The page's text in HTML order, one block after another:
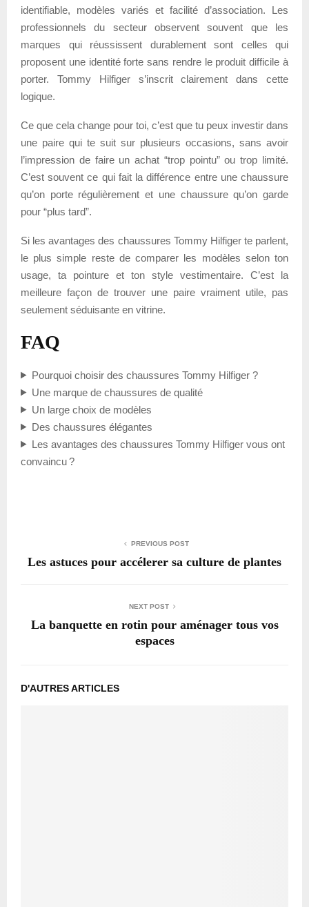
identifiable, modèles variés et facilité d’association. Les
professionnels du secteur observent souvent que les
marques qui réussissent durablement sont celles qui
proposent une identité forte sans rendre le produit difficile à
porter. Tommy Hilfiger s’inscrit clairement dans cette
logique.
Ce que cela change pour toi, c’est que tu peux investir dans
une paire qui te suit sur plusieurs occasions, sans avoir
l’impression de faire un achat “trop pointu” ou trop limité.
C’est souvent ce qui fait la différence entre une chaussure
qu’on porte régulièrement et une chaussure qu’on garde
pour “plus tard”.
Si les avantages des chaussures Tommy Hilfiger te parlent,
le plus simple reste de comparer les modèles selon ton
usage, ta pointure et ton style vestimentaire. C’est la
meilleure façon de trouver une paire vraiment utile, pas
seulement séduisante en vitrine.
FAQ
Pourquoi choisir des chaussures Tommy Hilfiger ?
Une marque de chaussures de qualité
Un large choix de modèles
Des chaussures élégantes
Les avantages des chaussures Tommy Hilfiger vous ont
convaincu ?
PREVIOUS POST
Les astuces pour accélerer sa culture de plantes
NEXT POST
La banquette en rotin pour aménager tous vos
espaces
D'AUTRES ARTICLES